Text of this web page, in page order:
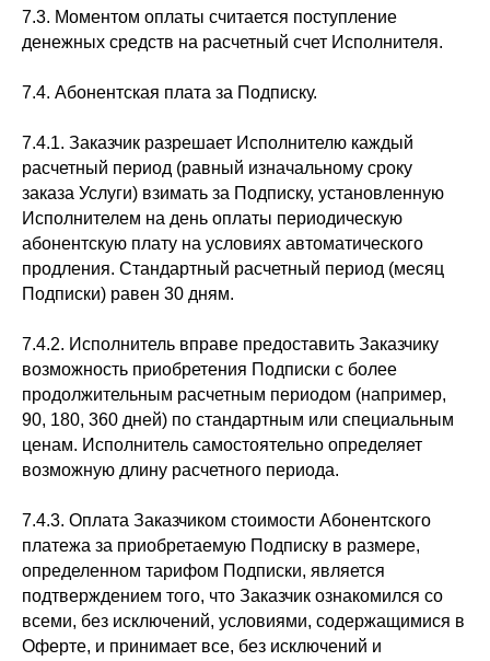
7.3. Моментом оплаты считается поступление
денежных средств на расчетный счет Исполнителя.
7.4. Абонентская плата за Подписку.
7.4.1. Заказчик разрешает Исполнителю каждый
расчетный период (равный изначальному сроку
заказа Услуги) взимать за Подписку, установленную
Исполнителем на день оплаты периодическую
абонентскую плату на условиях автоматического
продления. Стандартный расчетный период (месяц
Подписки) равен 30 дням.
7.4.2. Исполнитель вправе предоставить Заказчику
возможность приобретения Подписки с более
продолжительным расчетным периодом (например,
90, 180, 360 дней) по стандартным или специальным
ценам. Исполнитель самостоятельно определяет
возможную длину расчетного периода.
7.4.3. Оплата Заказчиком стоимости Абонентского
платежа за приобретаемую Подписку в размере,
определенном тарифом Подписки, является
подтверждением того, что Заказчик ознакомился со
всеми, без исключений, условиями, содержащимися в
Оферте, и принимает все, без исключений и